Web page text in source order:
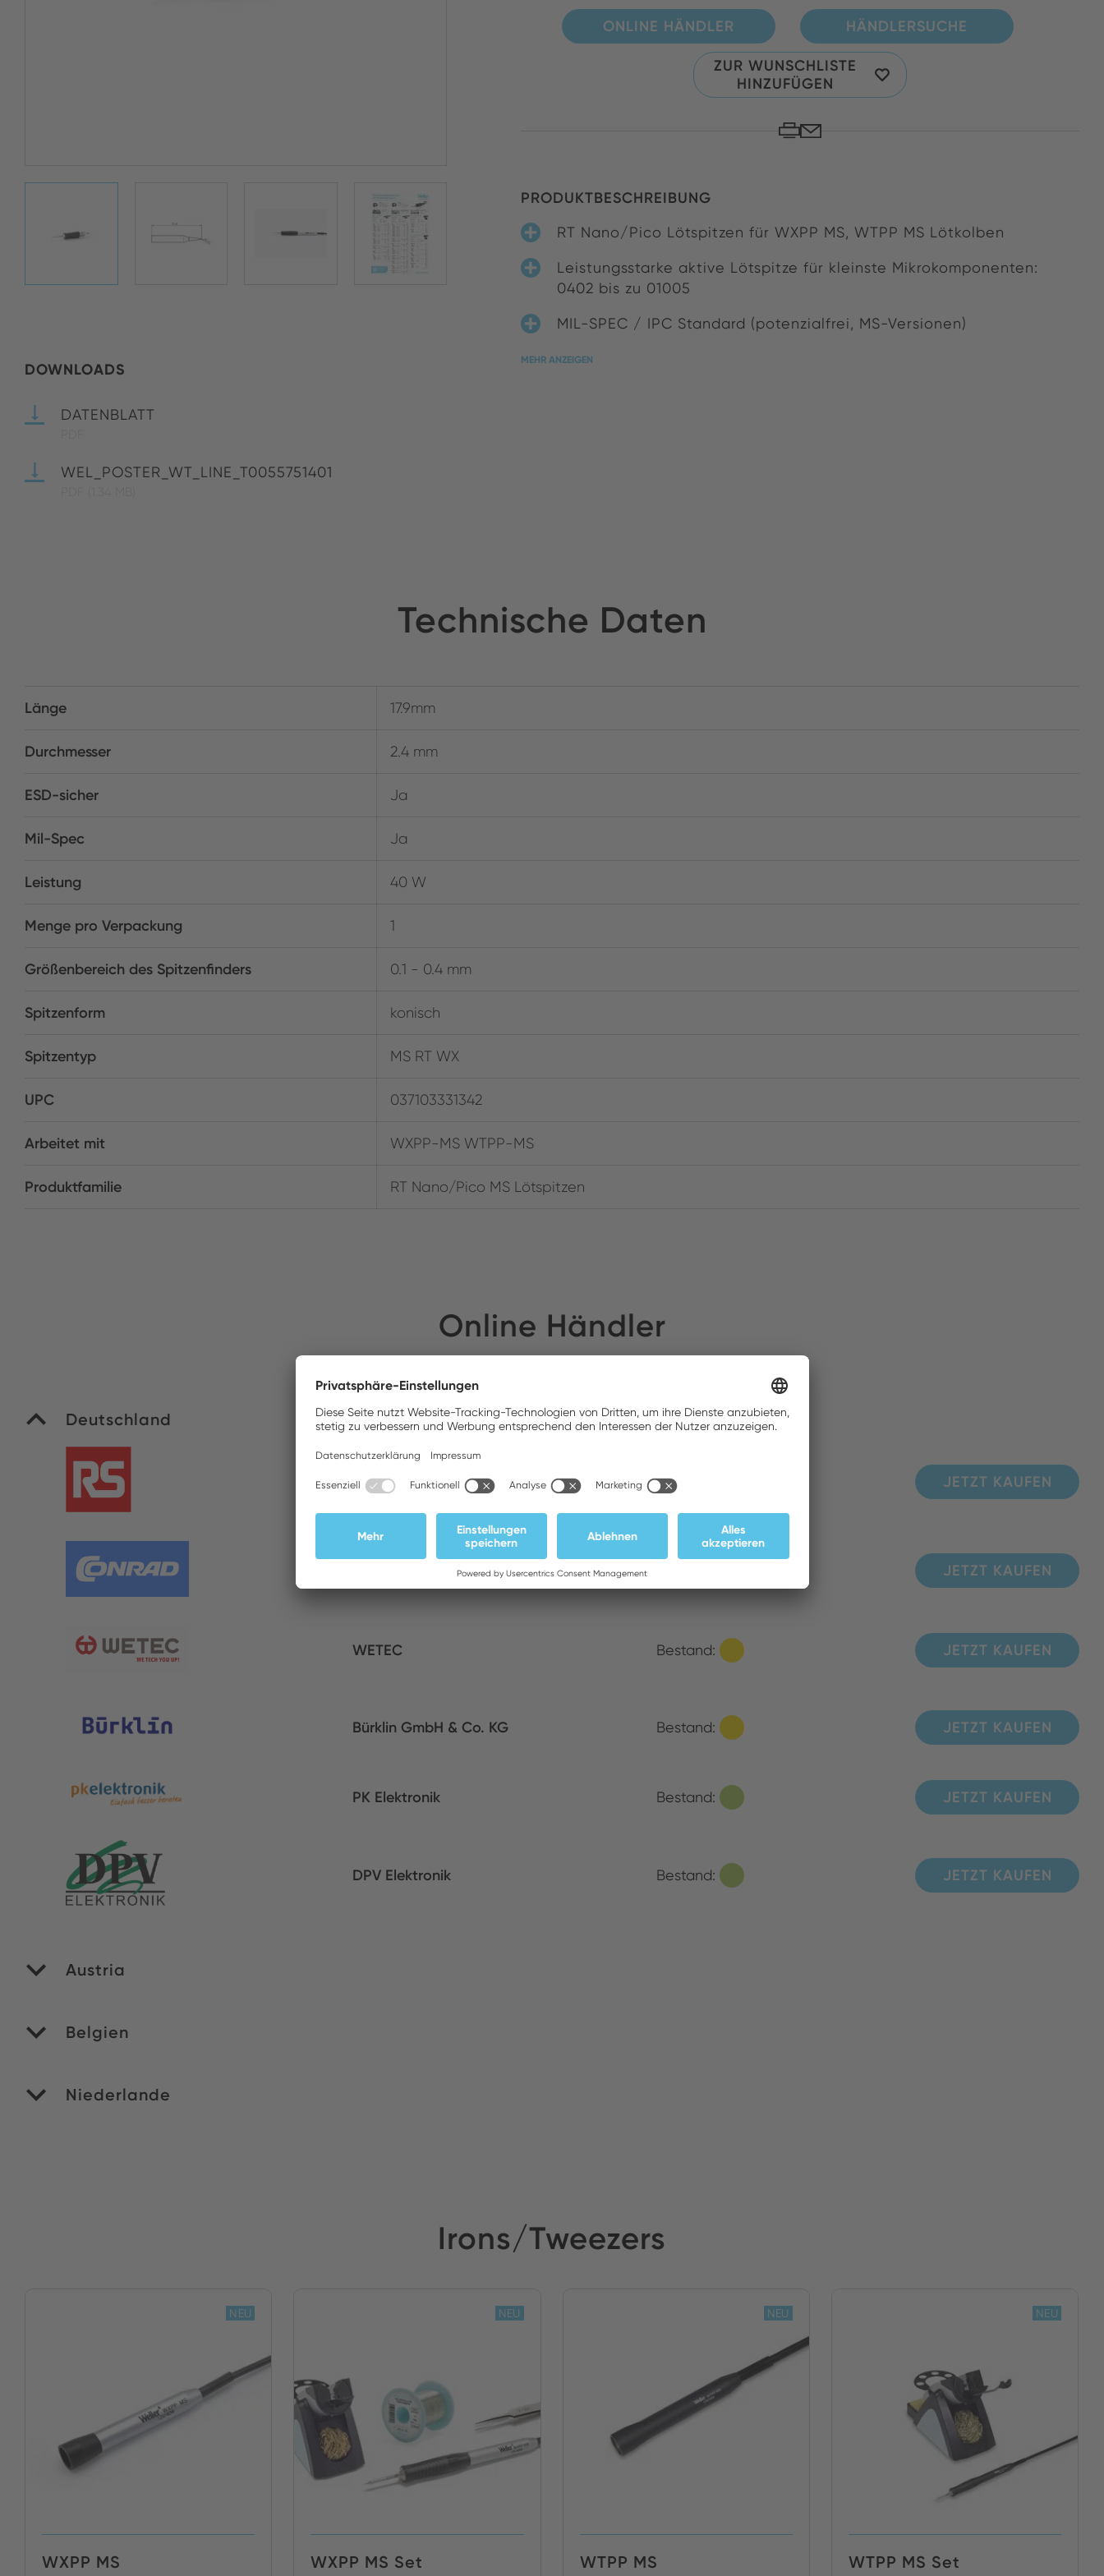
DOWNLOADS
DATENBLATT
WEL_POSTER_WT_LINE_T0055751401
ONLINE HÄNDLER HÄNDLERSUCHE
ZUR WUNSCHLISTE
HINZUFÜGEN
PRODUKTBESCHREIBUNG
RT Nano/Pico Lötspitzen für WXPP MS, WTPP MS Lötkolben
Leistungsstarke aktive Lötspitze für kleinste Mikrokomponenten:
0402 bis zu 01005
MIL-SPEC / IPC Standard (potenzialfrei, MS-Versionen)
MEHR ANZEIGEN
Technische Daten
Länge 17.9mm
Durchmesser 2.4 mm
ESD-sicher Ja
Mil-Spec Ja
Leistung 40 W
Menge pro Verpackung 1
Größenbereich des Spitzenfinders 0.1 - 0.4 mm
Spitzenform konisch
Spitzentyp MS RT WX
UPC 037103331342
Arbeitet mit WXPP-MS WTPP-MS
Produktfamilie RT Nano/Pico MS Lötspitzen
Online Händler
Deutschland
RS Components Bestand: JETZT KAUFEN
JETZT KAUFEN
WETEC Bestand: JETZT KAUFEN
Bürklin GmbH & Co. KG Bestand: JETZT KAUFEN
PK Elektronik Bestand: JETZT KAUFEN
DPV Elektronik Bestand: JETZT KAUFEN
Austria
Belgien
Niederlande
Irons/Tweezers
WXPP MS
NEU
WXPP MS Set
NEU
WTPP MS
NEU
WTPP MS Set
NEU